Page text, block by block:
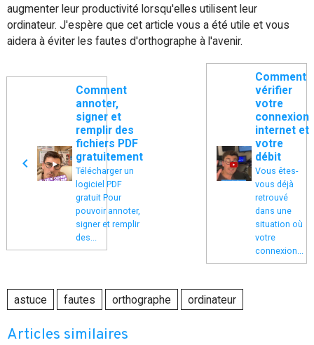
augmenter leur productivité lorsqu'elles utilisent leur
ordinateur. J'espère que cet article vous a été utile et vous
aidera à éviter les fautes d'orthographe à l'avenir.
Comment
annoter,
signer et
remplir des
fichiers PDF
gratuitement
Télécharger un
logiciel PDF
gratuit Pour
pouvoir annoter,
signer et remplir
des...
Comment
vérifier
votre
connexion
internet et
votre
débit
Vous êtes-
vous déjà
retrouvé
dans une
situation où
votre
connexion...
astuce fautes orthographe ordinateur
Articles similaires